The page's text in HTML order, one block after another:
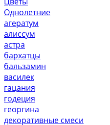
Однолетние
агератум
алиссум
астра
бархатцы
бальзамин
василек
гацания
годеция
георгина
декоративные смеси